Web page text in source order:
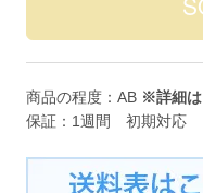
商品の程度：AB ※詳細は
保証：1週間 初期対応